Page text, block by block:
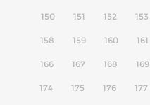
150 151 152 153
158 159 160 161
166 167 168 169
174 175 176 177